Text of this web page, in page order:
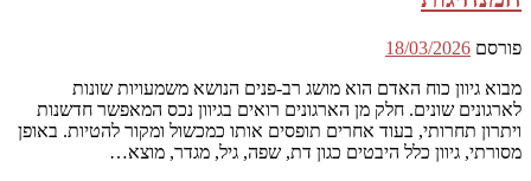
פורסם 18/03/2026
מבוא גיוון כוח האדם הוא מושג רב-פנים הנושא משמעויות שונות
לארגונים שונים. חלק מן הארגונים רואים בגיוון נכס המאפשר חדשנות
ויתרון תחרותי, בעוד אחרים תופסים אותו כמכשול ומקור להטיות. באופן
מסורתי, גיוון כלל היבטים כגון דת, שפה, גיל, מגדר, מוצא…